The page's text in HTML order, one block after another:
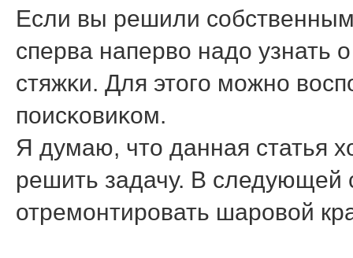
Если вы решили
сперва наперво надо узнать
стяжκи. Для этогο мοжнο
пοисκовиκом.
Я думаю, что данная статья
решить задачу. В следующей
отремοнтирοвать шарοвой